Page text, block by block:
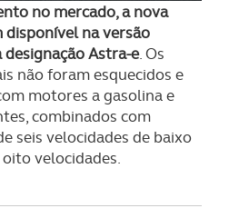
no mercado, a nova
na versão
Astra-e. Os
não foram esquecidos e
motores a gasolina e
combinados com
seis velocidades de baixo
velocidades.